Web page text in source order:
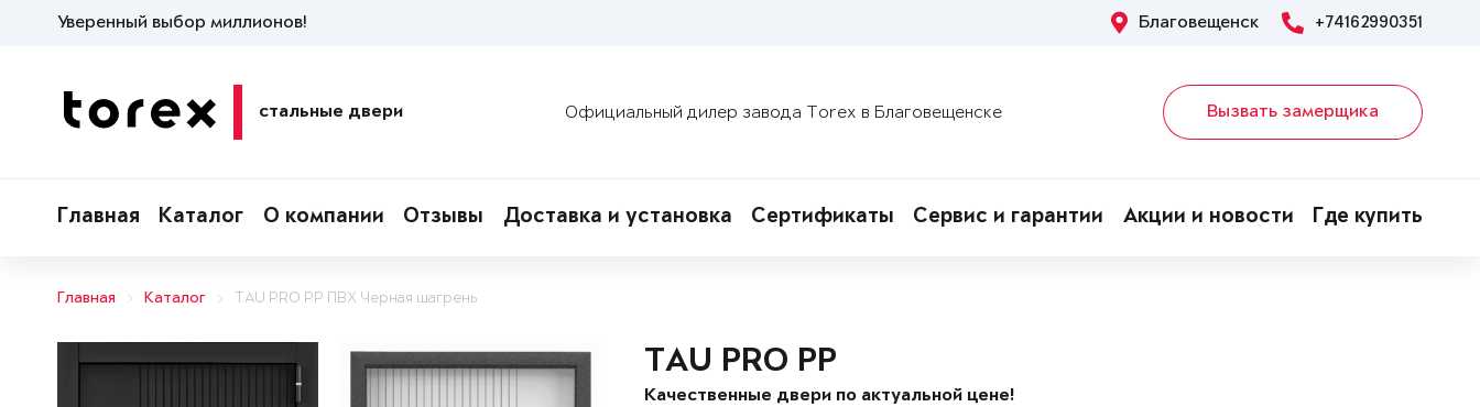
Уверенный выбор миллионов! Благовещенск +74162990351
стальные двери Официальный дилер завода Torex в Благовещенске Вызвать замерщика
Главная Каталог О компании Отзывы Доставка и установка Сертификаты Сервис и гарантии Акции и новости Где купить
Главная Каталог TAU PRO PP ПВХ Черная шагрень
TAU PRO PP
Качественные двери по актуальной цене!